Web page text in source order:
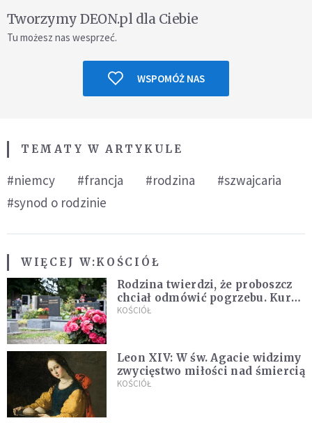
Tworzymy DEON.pl dla Ciebie
Tu możesz nas wesprzeć.
WSPOMÓŻ NAS
TEMATY W ARTYKULE
#niemcy #francja #rodzina
#szwajcaria
#synod o rodzinie
WIĘCEJ W:KOŚCIÓŁ
Rodzina twierdzi, że proboszcz
chciał odmówić pogrzebu. Kuria
zapowiada wyjaśnienia
KOŚCIÓŁ
Leon XIV: W św. Agacie widzimy
zwycięstwo miłości nad śmiercią
KOŚCIÓŁ